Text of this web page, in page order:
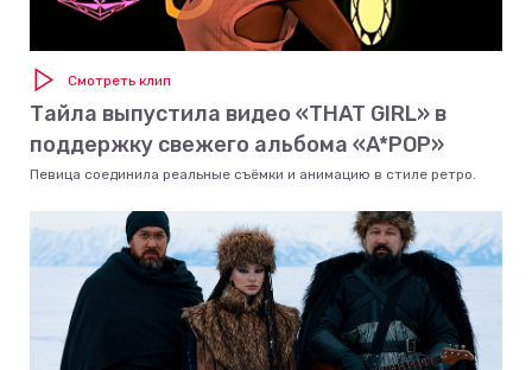
Смотреть клип
Тайла выпустила видео «THAT GIRL» в
поддержку свежего альбома «A*POP»
Певица соединила реальные съёмки и анимацию в стиле ретро.